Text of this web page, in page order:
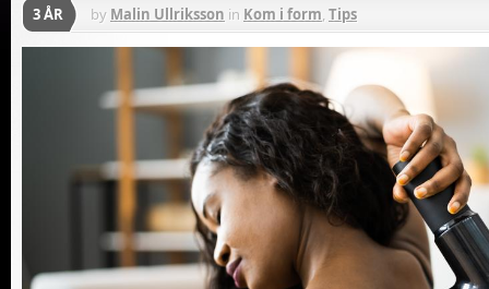
3 ÅR by Malin Ullriksson in Kom i form, Tips